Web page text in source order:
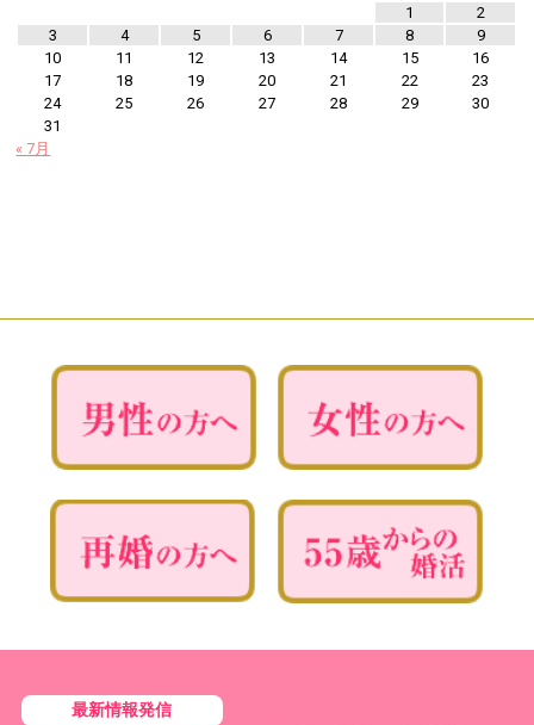
1
2
3
4 5 6 7 8
9
10
11 12 13 14 15
16
17
18 19 20 21 22
23
24
25 26 27 28 29
30
31
« 7月
最新情報発信